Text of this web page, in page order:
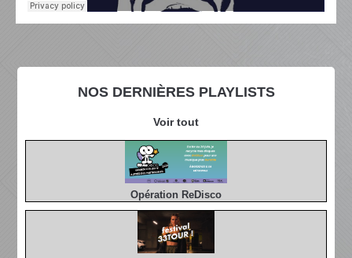
NOS DERNIÈRES PLAYLISTS
Voir tout
Opération ReDisco